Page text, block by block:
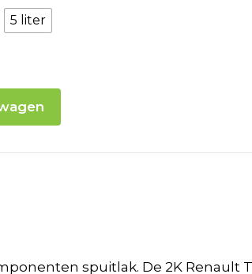
5 liter
spuitlak. De 2K Renault